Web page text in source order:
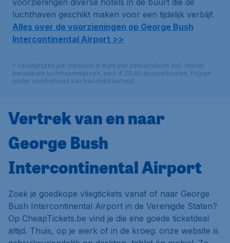
voorzieningen diverse hotels in de buurt die de
luchthaven geschikt maken voor een tijdelijk verblijf.
Alles over de voorzieningen op George Bush
Intercontinental Airport >>
* vanafprijzen per persoon in euro per (retour)vlucht incl. vooraf
betaalbare luchthaventaksen, excl. € 29,90 dossierkosten. Prijzen
onder voorbehoud van beschikbaarheid.
Vertrek van en naar
George Bush
Intercontinental Airport
Zoek je goedkope vliegtickets vanaf of naar George
Bush Intercontinental Airport in de Verenigde Staten?
Op CheapTickets.be vind je die ene goede ticketdeal
altijd. Thuis, op je werk of in de kroeg: onze website is